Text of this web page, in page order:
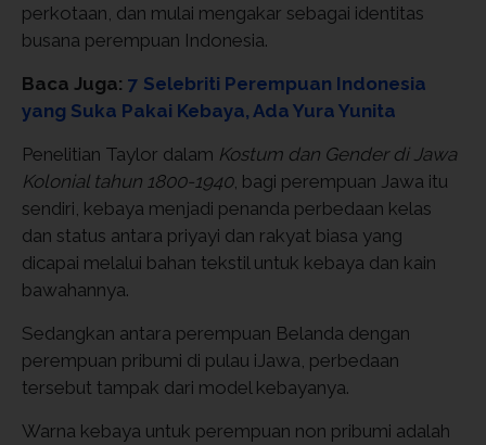
perkotaan, dan mulai mengakar sebagai identitas
busana perempuan Indonesia.
Baca Juga: 7 Selebriti Perempuan Indonesia
yang Suka Pakai Kebaya, Ada Yura Yunita
Penelitian Taylor dalam Kostum dan Gender di Jawa
Kolonial tahun 1800-1940, bagi perempuan Jawa itu
sendiri, kebaya menjadi penanda perbedaan kelas
dan status antara priyayi dan rakyat biasa yang
dicapai melalui bahan tekstil untuk kebaya dan kain
bawahannya.
Sedangkan antara perempuan Belanda dengan
perempuan pribumi di pulau iJawa, perbedaan
tersebut tampak dari model kebayanya.
Warna kebaya untuk perempuan non pribumi adalah